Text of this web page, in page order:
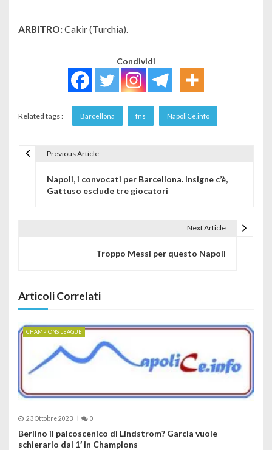
ARBITRO:Cakir (Turchia).
Condividi
Related tags : Barcellona fns NapoliCe.info
Previous Article
Napoli, i convocati per Barcellona. Insigne c’è,
Gattuso esclude tre giocatori
Next Article
Troppo Messi per questo Napoli
Articoli Correlati
CHAMPIONS LEAGUE
23 Ottobre 2023 0
Berlino il palcoscenico di Lindstrom? Garcia vuole
schierarlo dal 1′ in Champions